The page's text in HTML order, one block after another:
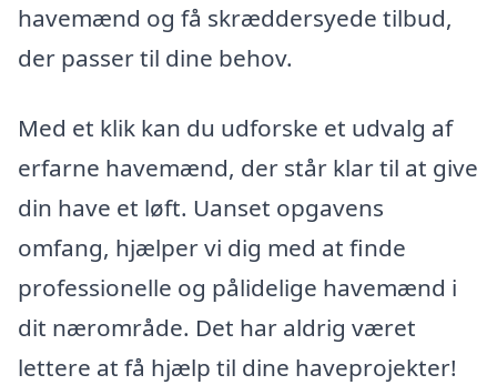
havemænd og få skræddersyede tilbud,
der passer til dine behov.
Med et klik kan du udforske et udvalg af
erfarne havemænd, der står klar til at give
din have et løft. Uanset opgavens
omfang, hjælper vi dig med at finde
professionelle og pålidelige havemænd i
dit nærområde. Det har aldrig været
lettere at få hjælp til dine haveprojekter!